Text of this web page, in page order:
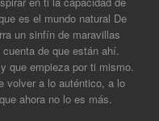
es el mundo natural De
un sinfín de maravillas
de que están ahí.
que empieza por ti mismo.
volver a lo auténtico, a lo
ahora no lo es más.